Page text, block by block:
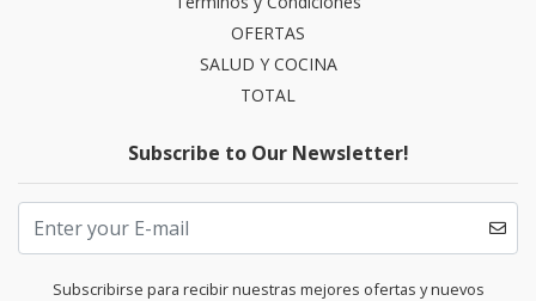
OFERTAS
SALUD Y COCINA
TOTAL
Subscribe to Our Newsletter!
Subscribirse para recibir nuestras mejores ofertas y nuevos